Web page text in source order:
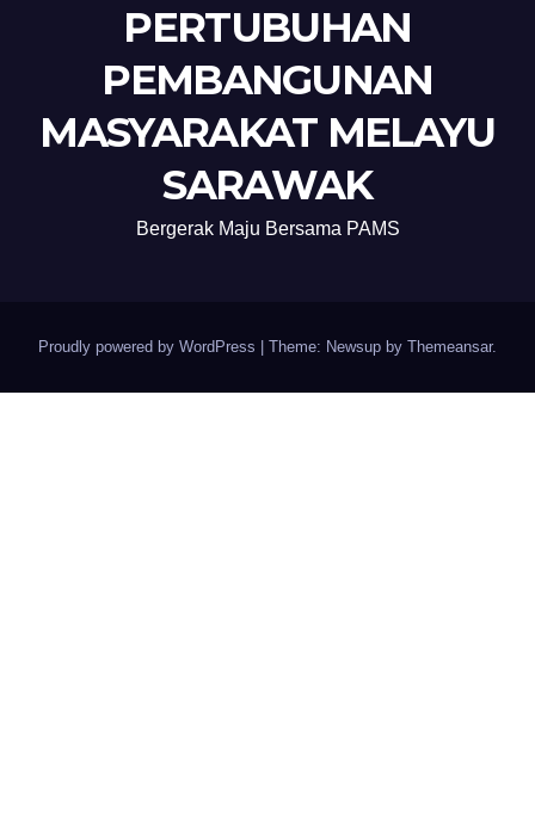
PERTUBUHAN
PEMBANGUNAN
MASYARAKAT MELAYU
SARAWAK
Bergerak Maju Bersama PAMS
Proudly powered by WordPress | Theme: Newsup by Themeansar.